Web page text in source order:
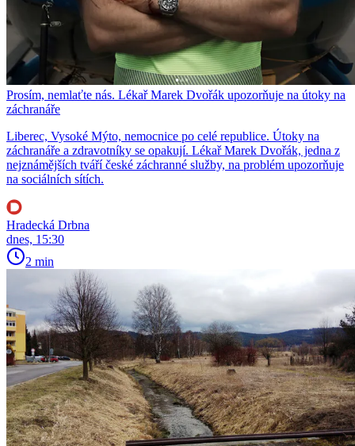
Prosím, nemlaťte nás. Lékař Marek Dvořák upozorňuje na útoky na
záchranáře
Liberec, Vysoké Mýto, nemocnice po celé republice. Útoky na
záchranáře a zdravotníky se opakují. Lékař Marek Dvořák, jedna z
nejznámějších tváří české záchranné služby, na problém upozorňuje
na sociálních sítích.
Hradecká Drbna
dnes, 15:30
2 min